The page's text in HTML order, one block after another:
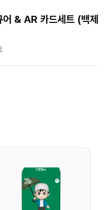
어 & AR 카드세트 (백제